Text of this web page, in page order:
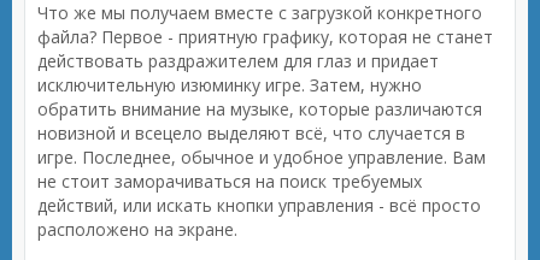
Что же мы получаем вместе с загрузкой конкретного
файла? Первое - приятную графику, которая не станет
действовать раздражителем для глаз и придает
исключительную изюминку игре. Затем, нужно
обратить внимание на музыке, которые различаются
новизной и всецело выделяют всё, что случается в
игре. Последнее, обычное и удобное управление. Вам
не стоит заморачиваться на поиск требуемых
действий, или искать кнопки управления - всё просто
расположено на экране.